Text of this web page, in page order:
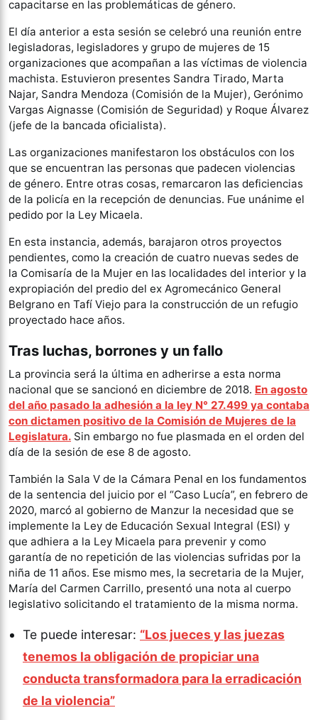
capacitarse en las problemáticas de género.
El día anterior a esta sesión se celebró una reunión entre
legisladoras, legisladores y grupo de mujeres de 15
organizaciones que acompañan a las víctimas de violencia
machista. Estuvieron presentes Sandra Tirado, Marta
Najar, Sandra Mendoza (Comisión de la Mujer), Gerónimo
Vargas Aignasse (Comisión de Seguridad) y Roque Álvarez
(jefe de la bancada oficialista).
Las organizaciones manifestaron los obstáculos con los
que se encuentran las personas que padecen violencias
de género. Entre otras cosas, remarcaron las deficiencias
de la policía en la recepción de denuncias. Fue unánime el
pedido por la Ley Micaela.
En esta instancia, además, barajaron otros proyectos
pendientes, como la creación de cuatro nuevas sedes de
la Comisaría de la Mujer en las localidades del interior y la
expropiación del predio del ex Agromecánico General
Belgrano en Tafí Viejo para la construcción de un refugio
proyectado hace años.
Tras luchas, borrones y un fallo
La provincia será la última en adherirse a esta norma
nacional que se sancionó en diciembre de 2018. En agosto
del año pasado la adhesión a la ley N° 27.499 ya contaba
con dictamen positivo de la Comisión de Mujeres de la
Legislatura. Sin embargo no fue plasmada en el orden del
día de la sesión de ese 8 de agosto.
También la Sala V de la Cámara Penal en los fundamentos
de la sentencia del juicio por el “Caso Lucía”, en febrero de
2020, marcó al gobierno de Manzur la necesidad que se
implemente la Ley de Educación Sexual Integral (ESI) y
que adhiera a la Ley Micaela para prevenir y como
garantía de no repetición de las violencias sufridas por la
niña de 11 años. Ese mismo mes, la secretaria de la Mujer,
María del Carmen Carrillo, presentó una nota al cuerpo
legislativo solicitando el tratamiento de la misma norma.
Te puede interesar: “Los jueces y las juezas
tenemos la obligación de propiciar una
conducta transformadora para la erradicación
de la violencia”